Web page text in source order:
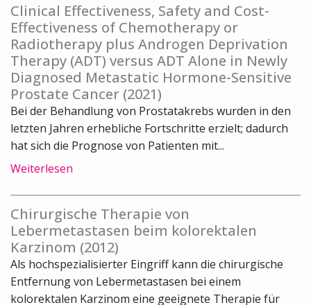
Clinical Effectiveness, Safety and Cost-
Effectiveness of Chemotherapy or
Radiotherapy plus Androgen Deprivation
Therapy (ADT) versus ADT Alone in Newly
Diagnosed Metastatic Hormone-Sensitive
Prostate Cancer (2021)
Bei der Behandlung von Prostatakrebs wurden in den
letzten Jahren erhebliche Fortschritte erzielt; dadurch
hat sich die Prognose von Patienten mit...
Weiterlesen
Chirurgische Therapie von
Lebermetastasen beim kolorektalen
Karzinom (2012)
Als hochspezialisierter Eingriff kann die chirurgische
Entfernung von Lebermetastasen bei einem
kolorektalen Karzinom eine geeignete Therapie für